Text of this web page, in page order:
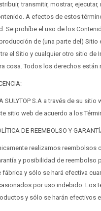
transmitir, mostrar,
A efectos de estos
Se prohíbe el uso de los
de (una parte del) Sitio
el Sitio y cualquier otro sitio de
cosa. Todos los derechos están
SULYTOP S.A a través de su
sitio web de acuerdo a los
DE REEMBOLSO Y
realizamos reembolsos
y posibilidad de reembolso
fábrica y sólo se hará efectiva
por uso indebido. Los
y sólo se harán efectivos